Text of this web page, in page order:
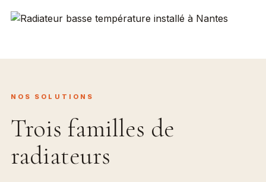
NOS SOLUTIONS
Trois familles de
radiateurs